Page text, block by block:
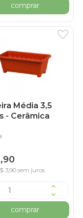
comprar
Média 3,5
- Cerâmica
3,90 sem juros
comprar